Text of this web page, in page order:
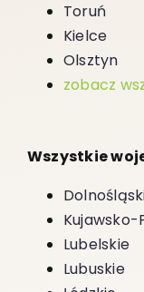
Toruń
Kielce
Olsztyn
zobacz
Wszystkie
Lubelskie
Lubuskie